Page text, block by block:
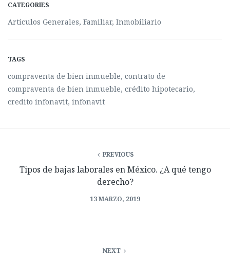
CATEGORIES
Artículos Generales, Familiar, Inmobiliario
TAGS
compraventa de bien inmueble, contrato de
compraventa de bien inmueble, crédito hipotecario,
credito infonavit, infonavit
PREVIOUS
Tipos de bajas laborales en México. ¿A qué tengo
derecho?
13 MARZO, 2019
NEXT